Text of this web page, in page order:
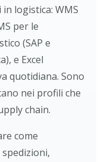
logistica: WMS
per le
(SAP e
e Excel
quotidiana. Sono
nei profili che
chain.
come